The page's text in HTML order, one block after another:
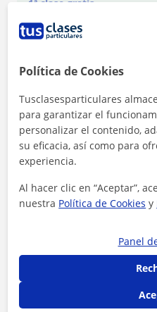
1ª clase gratis
Al hacer clic, aceptas nuestroaviso
Política de Cookies
Tusclasesparticulares
para garantizar el
personalizar el contenido,
su eficacia, así como para
experiencia.
Al hacer clic en “Aceptar”,
nuestra Política de Cookies y
Panel